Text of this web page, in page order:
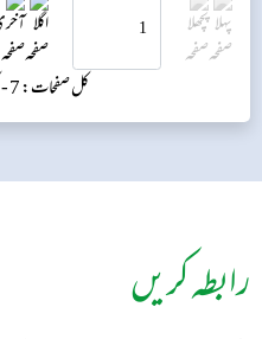
کل صفحات: 7 -
رابطہ کریں